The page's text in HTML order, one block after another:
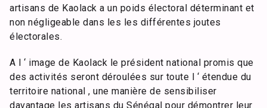
artisans de Kaolack a un poids électoral déterminant et
non négligeable dans les les différentes joutes
électorales.
A l ‘ image de Kaolack le président national promis que
des activités seront déroulées sur toute l ‘ étendue du
territoire national , une manière de sensibiliser
davantage les artisans du Sénégal pour démontrer leur